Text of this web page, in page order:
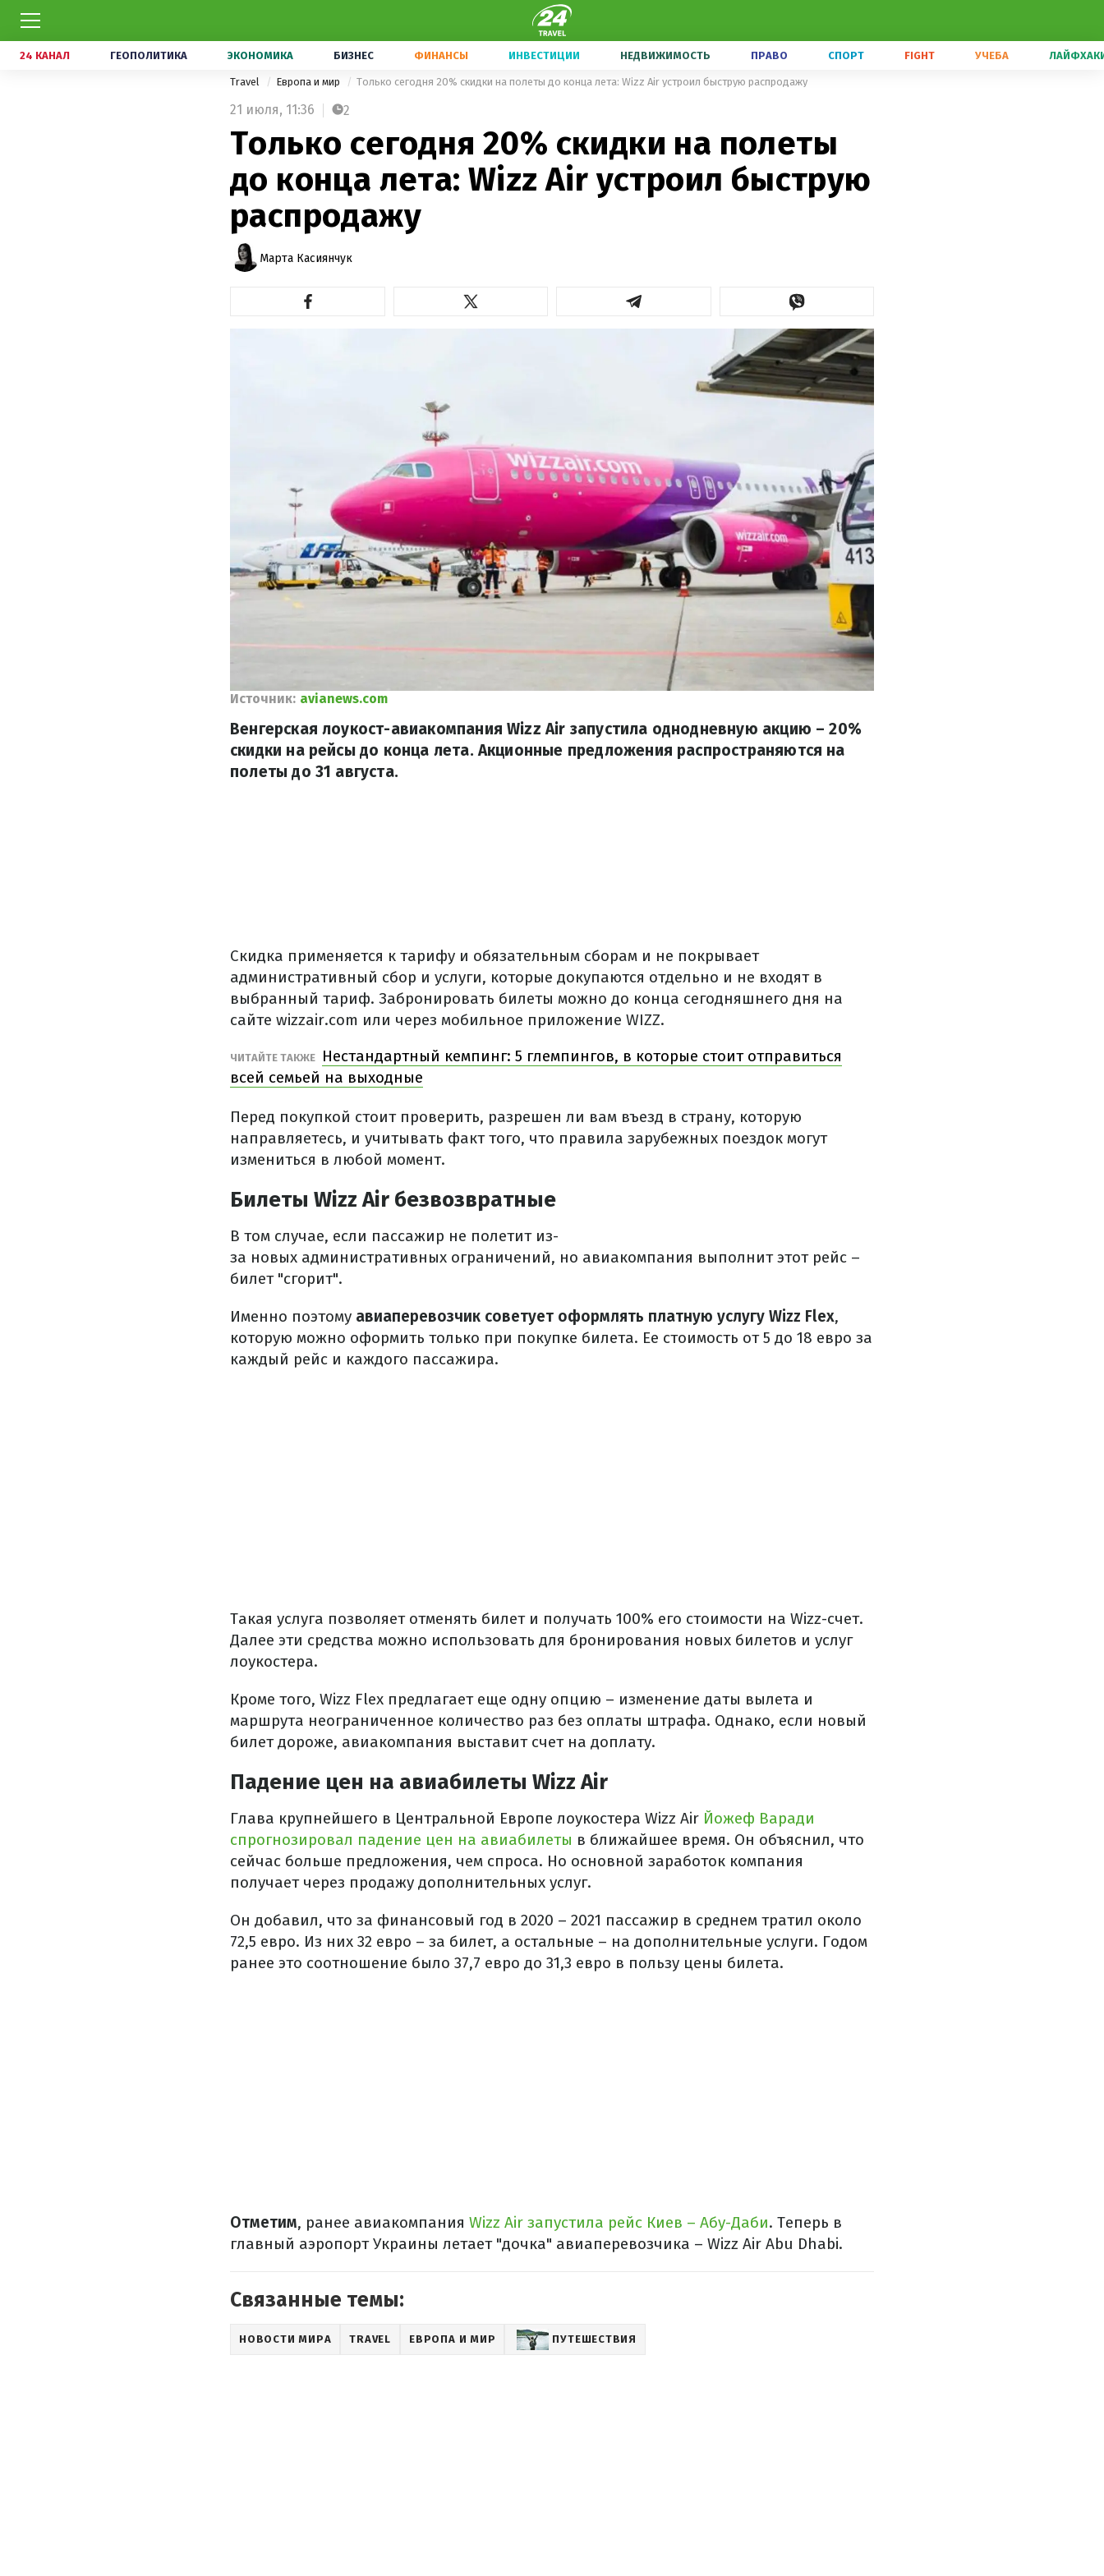
24 КАНАЛ ГЕОПОЛИТИКА ЭКОНОМИКА БИЗНЕС ФИНАНСЫ ИНВЕСТИЦИИ НЕДВИЖИМОСТЬ ПРАВО СПОРТ FIGHT УЧЕБА
Travel Европа и мир Только сегодня 20% скидки на полеты до конца лета: Wizz Air устроил быструю распродажу
21 июля, 11:36 2
Только сегодня 20% скидки на полеты
до конца лета: Wizz Air устроил быструю
распродажу
Марта Касиянчук
Источник: avianews.com
Венгерская лоукост-авиакомпания Wizz Air запустила однодневную акцию – 20%
скидки на рейсы до конца лета. Акционные предложения распространяются на
полеты до 31 августа.
Скидка применяется к тарифу и обязательным сборам и не покрывает
административный сбор и услуги, которые докупаются отдельно и не входят в
выбранный тариф. Забронировать билеты можно до конца сегодняшнего дня на
сайте wizzair.com или через мобильное приложение WIZZ.
ЧИТАЙТЕ ТАКЖЕ
Нестандартный кемпинг: 5 глемпингов, в которые стоит отправиться
всей семьей на выходные
Перед покупкой стоит проверить, разрешен ли вам въезд в страну, которую
направляетесь, и учитывать факт того, что правила зарубежных поездок могут
измениться в любой момент.
Билеты Wizz Air безвозвратные
В том случае, если пассажир не полетит из-
за новых административных ограничений, но авиакомпания выполнит этот рейс –
билет "сгорит".
Именно поэтому авиаперевозчик советует оформлять платную услугу Wizz Flex,
которую можно оформить только при покупке билета. Ее стоимость от 5 до 18 евро за
каждый рейс и каждого пассажира.
Такая услуга позволяет отменять билет и получать 100% его стоимости на Wizz-счет.
Далее эти средства можно использовать для бронирования новых билетов и услуг
лоукостера.
Кроме того, Wizz Flex предлагает еще одну опцию – изменение даты вылета и
маршрута неограниченное количество раз без оплаты штрафа. Однако, если новый
билет дороже, авиакомпания выставит счет на доплату.
Падение цен на авиабилеты Wizz Air
Глава крупнейшего в Центральной Европе лоукостера Wizz Air Йожеф Варади
спрогнозировал падение цен на авиабилеты в ближайшее время. Он объяснил, что
сейчас больше предложения, чем спроса. Но основной заработок компания
получает через продажу дополнительных услуг.
Он добавил, что за финансовый год в 2020 – 2021 пассажир в среднем тратил около
72,5 евро. Из них 32 евро – за билет, а остальные – на дополнительные услуги. Годом
ранее это соотношение было 37,7 евро до 31,3 евро в пользу цены билета.
Отметим, ранее авиакомпания Wizz Air запустила рейс Киев – Абу-Даби. Теперь в
главный аэропорт Украины летает "дочка" авиаперевозчика – Wizz Air Abu Dhabi.
Связанные темы:
НОВОСТИ МИРА TRAVEL ЕВРОПА И МИР ПУТЕШЕСТВИЯ